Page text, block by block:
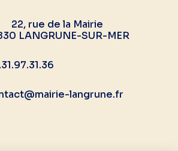
22, rue de la Mairie
LANGRUNE-SUR-MER
langrune.fr